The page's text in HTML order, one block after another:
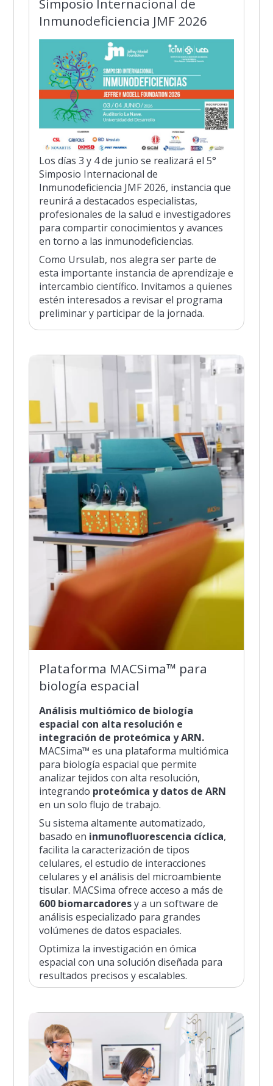
Simposio Internacional de
Inmunodeficiencia JMF 2026
Los días 3 y 4 de junio se realizará el 5°
Simposio Internacional de
Inmunodeficiencia JMF 2026, instancia que
reunirá a destacados especialistas,
profesionales de la salud e investigadores
para compartir conocimientos y avances
en torno a las inmunodeficiencias.
Como Ursulab, nos alegra ser parte de
esta importante instancia de aprendizaje e
intercambio científico. Invitamos a quienes
estén interesados a revisar el programa
preliminar y participar de la jornada.
Plataforma MACSima™ para
biología espacial
Análisis multiómico de biología
espacial con alta resolución e
integración de proteómica y ARN.
MACSima™ es una plataforma multiómica
para biología espacial que permite
analizar tejidos con alta resolución,
integrando proteómica y datos de ARN
en un solo flujo de trabajo.
Su sistema altamente automatizado,
basado en inmunofluorescencia cíclica,
facilita la caracterización de tipos
celulares, el estudio de interacciones
celulares y el análisis del microambiente
tisular. MACSima ofrece acceso a más de
600 biomarcadoresy a un software de
análisis especializado para grandes
volúmenes de datos espaciales.
Optimiza la investigación en ómica
espacial con una solución diseñada para
resultados precisos y escalables.